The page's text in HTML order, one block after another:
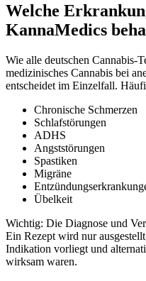
Welche
KannaMedics
Wie alle deutschen Cannabis-
medizinisches Cannabis bei
entscheidet im Einzelfall.
Chronische Schmerzen
Schlafstörungen
ADHS
Angststörungen
Spastiken
Migräne
Übelkeit
Wichtig: Die Diagnose und
Ein Rezept wird nur
Indikation vorliegt und
wirksam waren.